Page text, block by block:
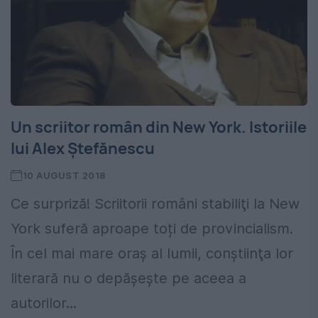
Un scriitor român din New York. Istoriile
lui Alex Ștefănescu
10 AUGUST 2018
Ce surpriză! Scriitorii români stabiliţi la New
York suferă aproape toți de provincialism.
În cel mai mare oraş al lumii, conştiinţa lor
literară nu o depăşeşte pe aceea a
autorilor...